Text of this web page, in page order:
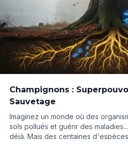
Champignons :
Sauvetage
Imaginez un monde où des
sols pollués et guérir des
déjà. Mais des centaines